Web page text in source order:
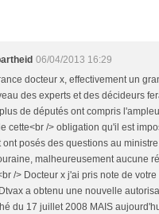
06/04/2013 16:29
docteur x, effectivement un
des experts et des décideurs
de députés ont compris
cette<br /> obligation qu'il est
ont posés des questions au
malheureusement aucune
/> Docteur x j'ai pris note de
a obtenu une nouvelle
du 17 juillet 2008 MAIS